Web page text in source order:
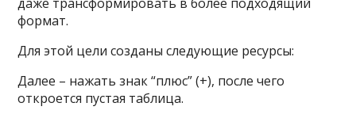
формат.
Для этой цели созданы следующие ресурсы:
Далее – нажать знак “плюс” (+), после чего
откроется пустая таблица.